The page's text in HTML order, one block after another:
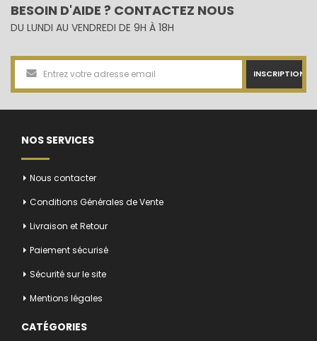
BESOIN D'AIDE ? CONTACTEZ NOUS
DU LUNDI AU VENDREDI DE 9H À 18H
INSCRIPTION
NOS SERVICES
Nous contacter
Conditions Générales de Vente
Livraison et Retour
Paiement sécurisé
Sécurité sur le site
Mentions légales
CATÉGORIES